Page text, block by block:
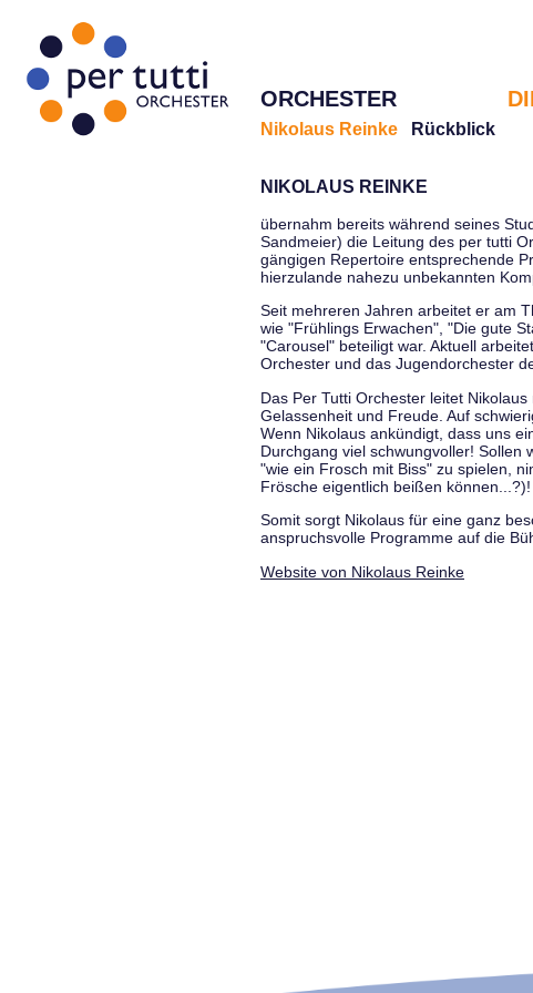
ORCHESTER
Nikolaus Reinke Rückblick
NIKOLAUS REINKE
übernahm bereits während seines
Sandmeier) die Leitung des per tutti
gängigen Repertoire entsprechende
hierzulande nahezu unbekannten
Seit mehreren Jahren arbeitet er am
wie "Frühlings Erwachen", "Die gute
"Carousel" beteiligt war. Aktuell
Orchester und das Jugendorchester
Das Per Tutti Orchester leitet
Gelassenheit und Freude. Auf
Wenn Nikolaus ankündigt, dass uns
Durchgang viel schwungvoller! Sollen
"wie ein Frosch mit Biss" zu spielen,
Frösche eigentlich beißen können...?)!
Somit sorgt Nikolaus für eine ganz
anspruchsvolle Programme auf die
Website von Nikolaus Reinke